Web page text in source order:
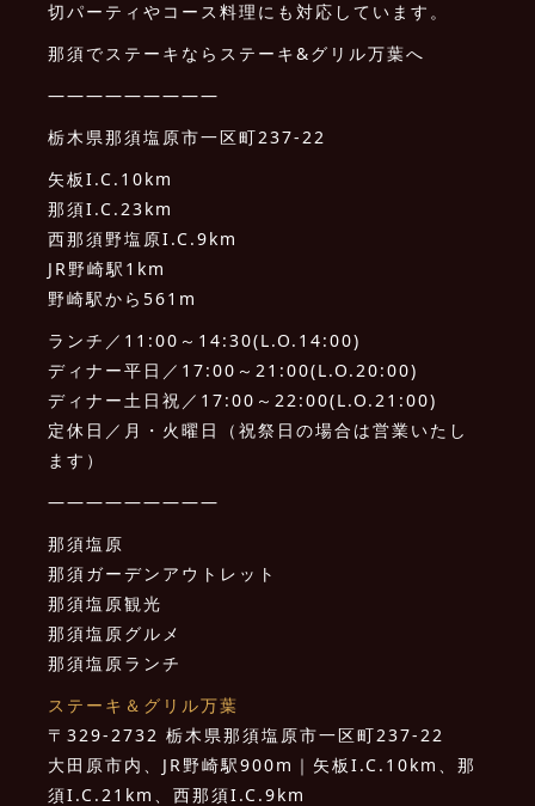
切パーティやコース料理にも対応しています。
那須でステーキならステーキ&グリル万葉へ
—————————
栃木県那須塩原市一区町237-22
矢板I.C.10km
那須I.C.23km
西那須野塩原I.C.9km
JR野崎駅1km
野崎駅から561m
ランチ／11:00～14:30(L.O.14:00)
ディナー平日／17:00～21:00(L.O.20:00)
ディナー土日祝／17:00～22:00(L.O.21:00)
定休日／月・火曜日（祝祭日の場合は営業いたし
ます）
—————————
那須塩原
那須ガーデンアウトレット
那須塩原観光
那須塩原グルメ
那須塩原ランチ
ステーキ＆グリル万葉
〒329-2732 栃木県那須塩原市一区町237-22
大田原市内、JR野崎駅900m｜矢板I.C.10km、那
須I.C.21km、西那須I.C.9km